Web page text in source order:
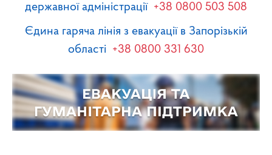
державної адміністрації +38 0800 503 508
Єдина гаряча лінія з евакуації в Запорізькій
області +38 0800 331 630